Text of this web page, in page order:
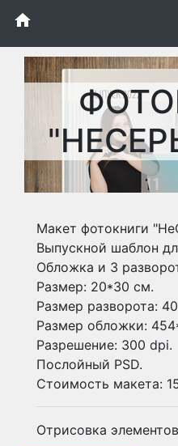
home
Макет фотокниги
Выпускной шаблон
Обложка и 3
Размер: 20*30 см.
Размер разворота:
Размер обложки:
Разрешение: 300 dpi.
Послойный PSD.
Стоимость макета:
Отрисовка